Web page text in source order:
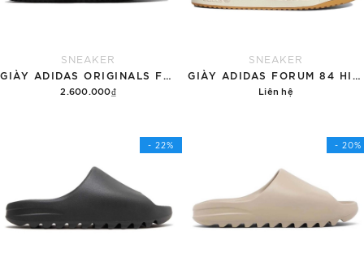
SNEAKER
2.600.000₫
SNEAKER
Liên hệ
- 22% - 20%